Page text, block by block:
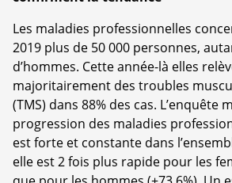
Les maladies professionnelles
2019 plus de 50 000 personnes,
d’hommes. Cette année-là elles
majoritairement des troubles
(TMS) dans 88% des cas. L’enquête
progression des maladies
est forte et constante dans
elle est 2 fois plus rapide pour les